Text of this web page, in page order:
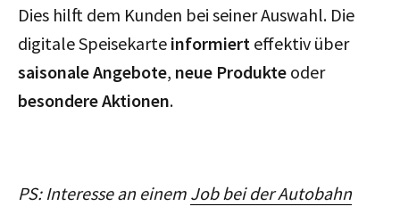
Dies hilft dem Kunden bei seiner Auswahl. Die
digitale Speisekarte informiert effektiv über
saisonale Angebote, neue Produkte oder
besondere Aktionen.
PS: Interesse an einem Job bei der Autobahn